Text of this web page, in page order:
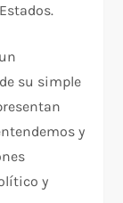
su simple
y
y